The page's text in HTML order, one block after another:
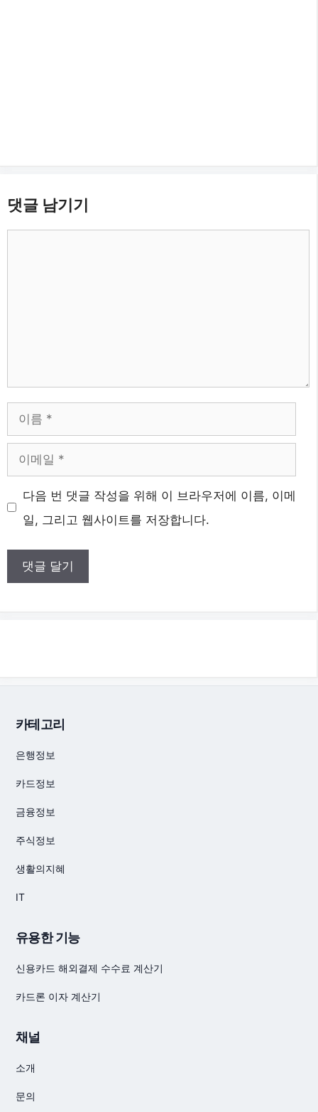
댓글 남기기
름
메
일 다음 번 댓글 작성을 위해 이 브라우저에 이름, 이메
일, 그리고 웹사이트를 저장합니다.
카테고리
은행정보
카드정보
금융정보
주식정보
생활의지혜
IT
유용한 기능
신용카드 해외결제 수수료 계산기
카드론 이자 계산기
채널
소개
문의